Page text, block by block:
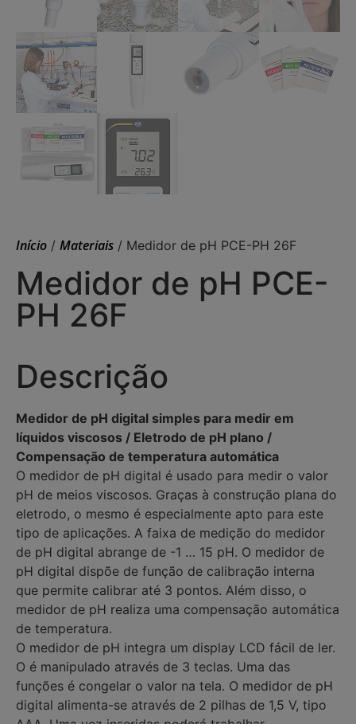
Início / Materiais / Medidor de pH PCE-PH 26F
Medidor de pH PCE-
PH 26F
Descrição
Medidor de pH digital simples para medir em
líquidos viscosos / Eletrodo de pH plano /
Compensação de temperatura automática
O medidor de pH digital é usado para medir o valor
pH de meios viscosos. Graças à construção plana do
eletrodo, o mesmo é especialmente apto para este
tipo de aplicações. A faixa de medição do medidor
de pH digital abrange de -1 … 15 pH. O medidor de
pH digital dispõe de função de calibração interna
que permite calibrar até 3 pontos. Além disso, o
medidor de pH realiza uma compensação automática
de temperatura.
O medidor de pH integra um display LCD fácil de ler.
O é manipulado através de 3 teclas. Uma das
funções é congelar o valor na tela. O medidor de pH
digital alimenta-se através de 2 pilhas de 1,5 V, tipo